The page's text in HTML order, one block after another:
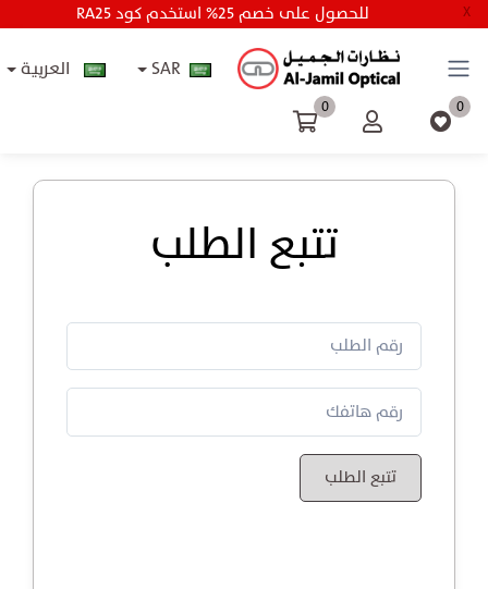
RA25 للحصول على خصم 25% استخدم كود X
SAR العربية
0
0
تتبع الطلب
تتبع الطلب